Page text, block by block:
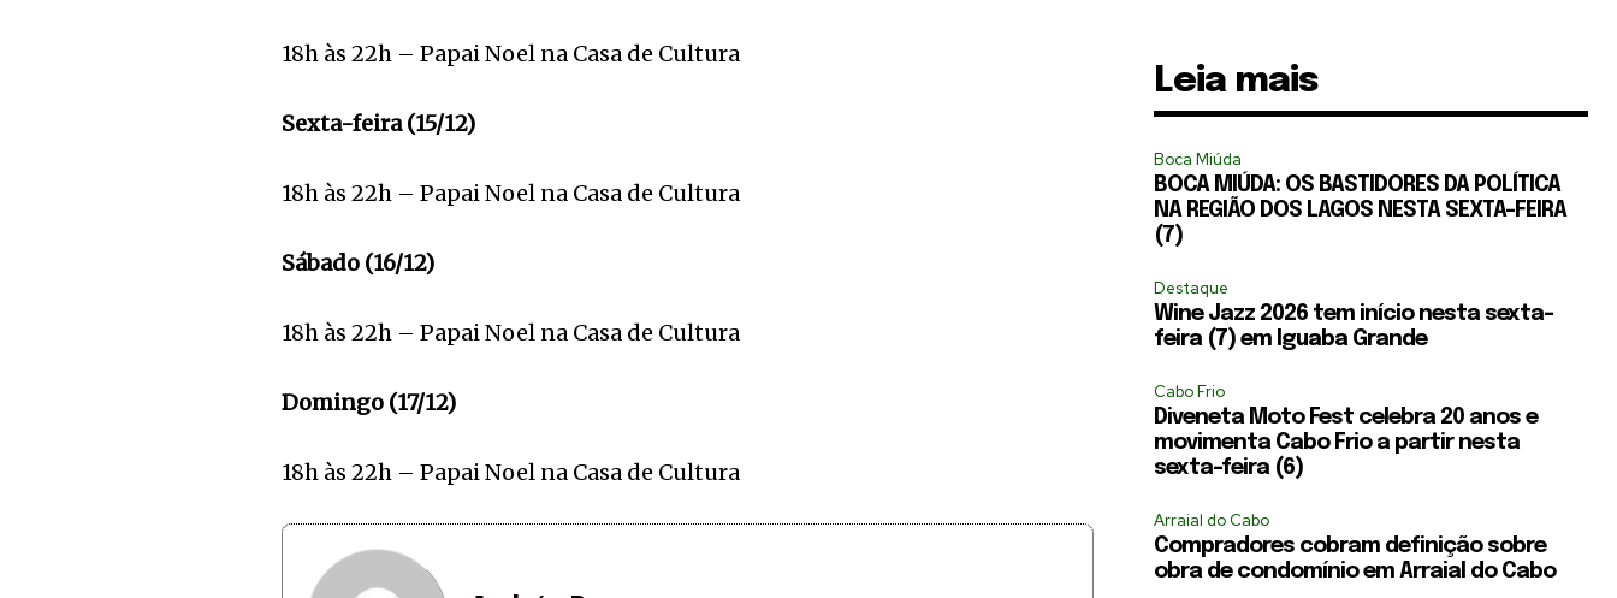
18h às 22h – Papai Noel na Casa de Cultura
Sexta-feira (15/12)
18h às 22h – Papai Noel na Casa de Cultura
Sábado (16/12)
18h às 22h – Papai Noel na Casa de Cultura
Domingo (17/12)
18h às 22h – Papai Noel na Casa de Cultura
Leia mais
Boca Miúda
BOCA MIÚDA: OS BASTIDORES DA POLÍTICA
NA REGIÃO DOS LAGOS NESTA SEXTA-FEIRA
(7)
Destaque
Wine Jazz 2026 tem início nesta sexta-
feira (7) em Iguaba Grande
Cabo Frio
Diveneta Moto Fest celebra 20 anos e
movimenta Cabo Frio a partir nesta
sexta-feira (6)
Arraial do Cabo
Compradores cobram definição sobre
obra de condomínio em Arraial do Cabo